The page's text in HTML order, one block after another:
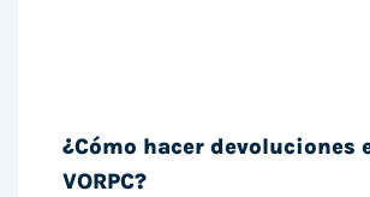
¿Cómo hacer devoluciones
VORPC?